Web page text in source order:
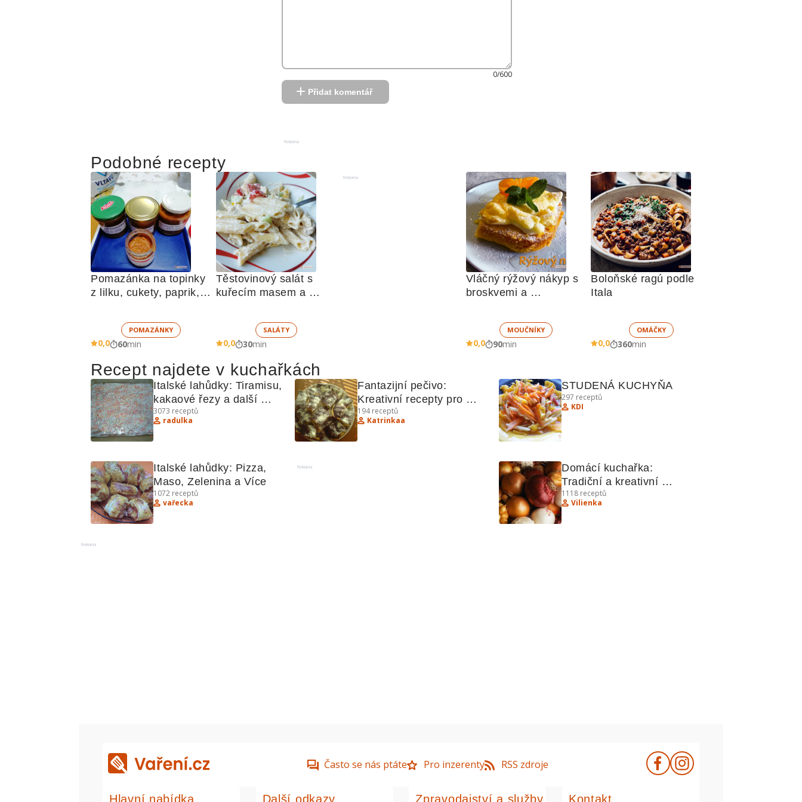
0/600
Přidat komentář
Reklama
Podobné recepty
Pomazánka na topinky
z lilku, cukety, paprik,
žampionů
POMAZÁNKY
0,0 60min
Těstovinový salát s
kuřecím masem a
SALÁTY
0,0 30min
Reklama
Vláčný rýžový nákyp s
broskvemi a
MOUČNÍKY
0,0 90min
Boloňské ragú podle
Itala
OMÁČKY
0,0 360min
Recept najdete v kuchařkách
Italské lahůdky: Tiramisu,
kakaové řezy a další
recepty
3073 receptů
radulka
Fantazijní pečivo:
Kreativní recepty pro
hrnkový koláč, šátečky,
placičky a další lahůdky
194receptů
Katrinkaa
STUDENÁ KUCHYŇA
297 receptů
KDI
Italské lahůdky: Pizza,
Maso, Zelenina a Více
1072 receptů
vařecka
Reklama
Domácí kuchařka:
Tradiční a kreativní
recepty
1118 receptů
Vilienka
Reklama
Často se nás ptáte Pro inzerenty RSS zdroje
Hlavní nabídka Další odkazy Zpravodajství a služby Kontakt